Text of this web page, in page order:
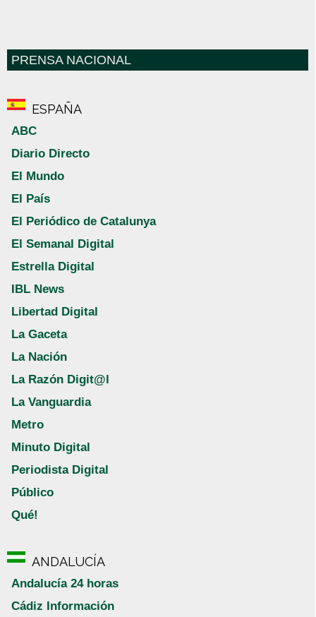
PRENSA NACIONAL
ESPAÑA
ABC
Diario Directo
El Mundo
El País
El Periódico de Catalunya
El Semanal Digital
Estrella Digital
IBL News
Libertad Digital
La Gaceta
La Nación
La Razón Digit@l
La Vanguardia
Metro
Minuto Digital
Periodista Digital
Público
Qué!
ANDALUCÍA
Andalucía 24 horas
Cádiz Información